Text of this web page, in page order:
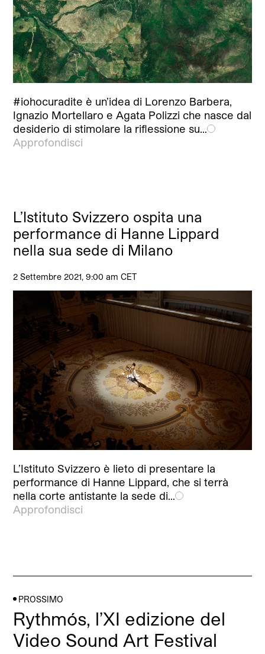
#iohocuradite è un’idea di Lorenzo Barbera,
Ignazio Mortellaro e Agata Polizzi che nasce dal
desiderio di stimolare la riflessione su…
Approfondisci
L’Istituto Svizzero ospita una
performance di Hanne Lippard
nella sua sede di Milano
2 Settembre 2021, 9:00 am CET
L’Istituto Svizzero è lieto di presentare la
performance di Hanne Lippard, che si terrà
nella corte antistante la sede di…
Approfondisci
PROSSIMO
Rythmós, l’XI edizione del
Video Sound Art Festival